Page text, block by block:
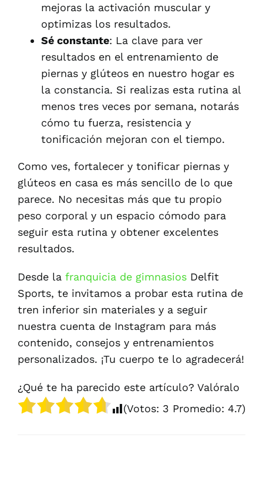
mejoras la activación muscular y
optimizas los resultados.
Sé constante: La clave para ver
resultados en el entrenamiento de
piernas y glúteos en nuestro hogar es
la constancia. Si realizas esta rutina al
menos tres veces por semana, notarás
cómo tu fuerza, resistencia y
tonificación mejoran con el tiempo.
Como ves, fortalecer y tonificar piernas y
glúteos en casa es más sencillo de lo que
parece. No necesitas más que tu propio
peso corporal y un espacio cómodo para
seguir esta rutina y obtener excelentes
resultados.
Desde la franquicia de gimnasiosDelfit
Sports, te invitamos a probar esta rutina de
tren inferior sin materiales y a seguir
nuestra cuenta de Instagram para más
contenido, consejos y entrenamientos
personalizados. ¡Tu cuerpo te lo agradecerá!
¿Qué te ha parecido este artículo? Valóralo
(Votos: 3 Promedio: 4.7)